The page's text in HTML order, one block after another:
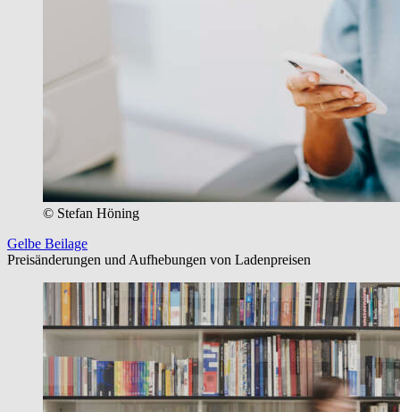
© Stefan Höning
Gelbe Beilage
Preisänderungen und Aufhebungen von Ladenpreisen